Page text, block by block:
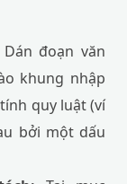
Dán đoạn văn
khung nhập
quy luật (ví
bởi một dấu